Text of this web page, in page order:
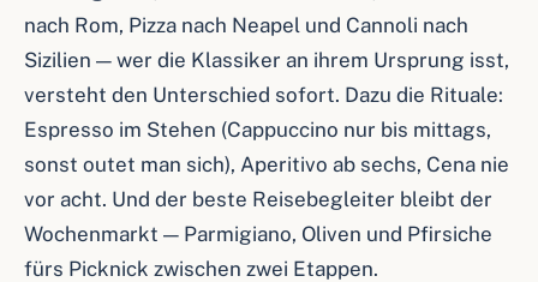
nach Rom, Pizza nach Neapel und Cannoli nach
Sizilien — wer die Klassiker an ihrem Ursprung isst,
versteht den Unterschied sofort. Dazu die Rituale:
Espresso im Stehen (Cappuccino nur bis mittags,
sonst outet man sich), Aperitivo ab sechs, Cena nie
vor acht. Und der beste Reisebegleiter bleibt der
Wochenmarkt — Parmigiano, Oliven und Pfirsiche
fürs Picknick zwischen zwei Etappen.